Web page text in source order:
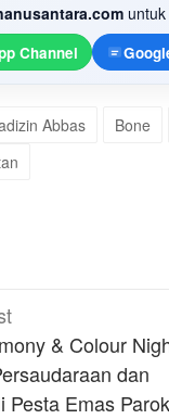
Channel
Abbas Bone
& Colour
dan
Pesta Emas